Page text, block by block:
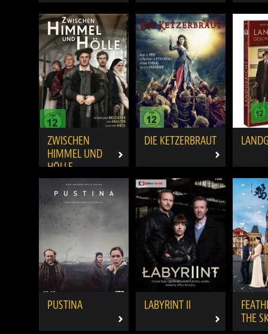
ZWISCHEN
HIMMEL UND
HÖLLE
DIE KETZERBRAUT
PUSTINA LABYRINT II
THE